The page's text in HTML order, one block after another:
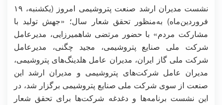
نشست مدیران ارشد صنعت پتروشیمی امروز (یکشنبه، ۱۹
فروردین‌ماه) به‌منظور تحقق شعار سال؛ «جهش تولید با
مشارکت مردم» با حضور مرتضی شاهمیرزایی، مدیرعامل
شرکت ملی صنایع پتروشیمی، مجید چگنی، مدیرعامل
شرکت ملی گاز ایران، مدیران عامل هلدینگ‌های پتروشیمی،
مدیران عامل شرکت‌های پتروشیمی و مدیران ارشد این
صنعت از سوی شرکت ملی صنایع پتروشیمی برگزار شد، در
این نشست برنامه‌ها و دغدغه شرکت‌ها برای تحقق شعار